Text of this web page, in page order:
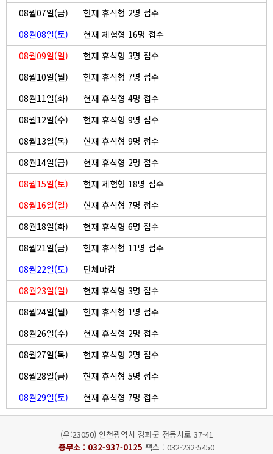
08월07일(금)
현재 휴식형 2명 접수
08월08일(토)
현재 체험형 16명 접수
08월09일(일)
현재 휴식형 3명 접수
08월10일(월)
현재 휴식형 7명 접수
08월11일(화)
현재 휴식형 4명 접수
08월12일(수)
현재 휴식형 9명 접수
08월13일(목)
현재 휴식형 9명 접수
08월14일(금)
현재 휴식형 2명 접수
08월15일(토)
현재 체험형 18명 접수
08월16일(일)
현재 휴식형 7명 접수
08월18일(화)
현재 휴식형 6명 접수
08월21일(금)
현재 휴식형 11명 접수
08월22일(토)
단체마감
08월23일(일)
현재 휴식형 3명 접수
08월24일(월)
현재 휴식형 1명 접수
08월26일(수)
현재 휴식형 2명 접수
08월27일(목)
현재 휴식형 2명 접수
08월28일(금)
현재 휴식형 5명 접수
08월29일(토)
현재 휴식형 7명 접수
(우:23050) 인천광역시 강화군 전등사로 37-41
종무소 : 032-937-0125 팩스 : 032-232-5450